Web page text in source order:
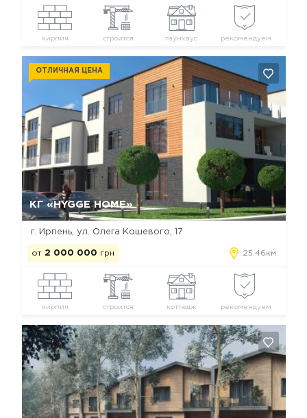
кирпич строится таунхаус рекомендуем
КГ «HYGGE HOME»
ОТЛИЧНАЯ ЦЕНА
г. Ирпень, ул. Олега Кошевого, 17
от 2 000 000 грн 25.46км
кирпич строится коттедж рекомендуем
Да, удалить Отмена